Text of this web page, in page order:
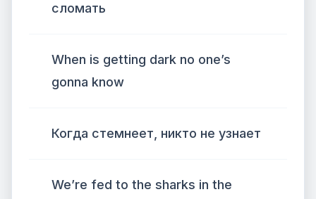
сломать
When is getting dark no one’s
gonna know
Когда стемнеет, никто не узнает
We’re fed to the sharks in the